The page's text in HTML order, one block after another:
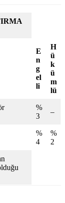
E
n
g
el
li
H
ü
k
ü
m
lü
%
3
–
%
4
%
2